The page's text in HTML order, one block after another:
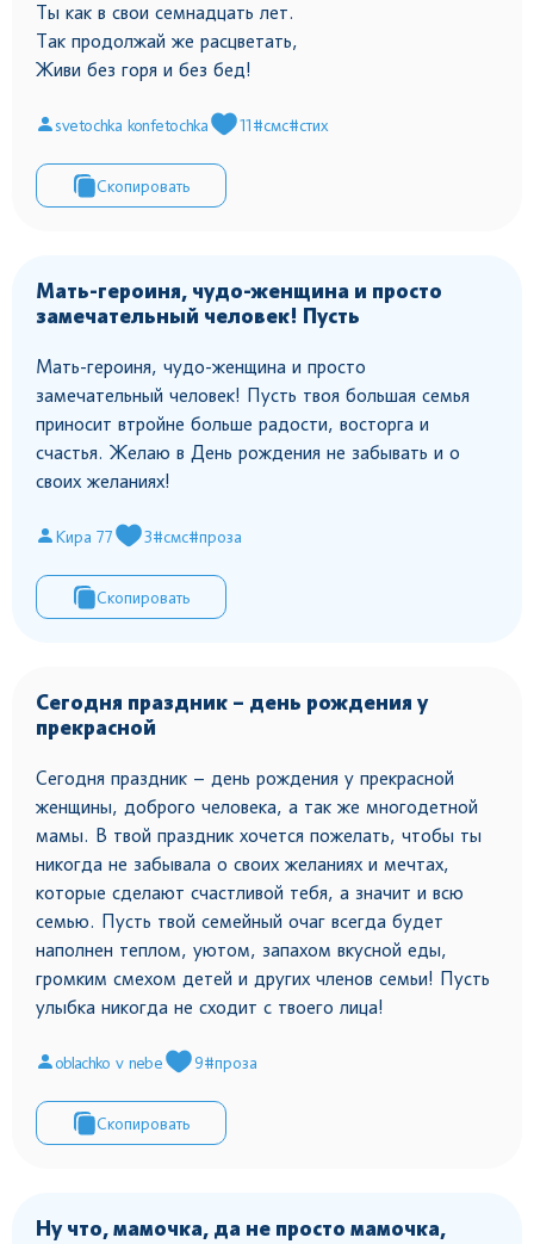
Ты как в свои семнадцать лет.
Так продолжай же расцветать,
Живи без горя и без бед!
svetochka konfetochka 11#смс#стих
Скопировать
Мать-героиня, чудо-женщина и просто
замечательный человек! Пусть
Мать-героиня, чудо-женщина и просто
замечательный человек! Пусть твоя большая семья
приносит втройне больше радости, восторга и
счастья. Желаю в День рождения не забывать и о
своих желаниях!
Кира 77 3#смс#проза
Скопировать
Сегодня праздник – день рождения у
прекрасной
Сегодня праздник – день рождения у прекрасной
женщины, доброго человека, а так же многодетной
мамы. В твой праздник хочется пожелать, чтобы ты
никогда не забывала о своих желаниях и мечтах,
которые сделают счастливой тебя, а значит и всю
семью. Пусть твой семейный очаг всегда будет
наполнен теплом, уютом, запахом вкусной еды,
громким смехом детей и других членов семьи! Пусть
улыбка никогда не сходит с твоего лица!
oblachko v nebe 9#проза
Скопировать
Ну что, мамочка, да не просто мамочка,